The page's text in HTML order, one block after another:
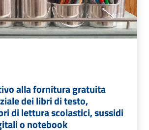
alla fornitura gratuita
dei libri di testo,
di lettura scolastici, sussidi
o notebook